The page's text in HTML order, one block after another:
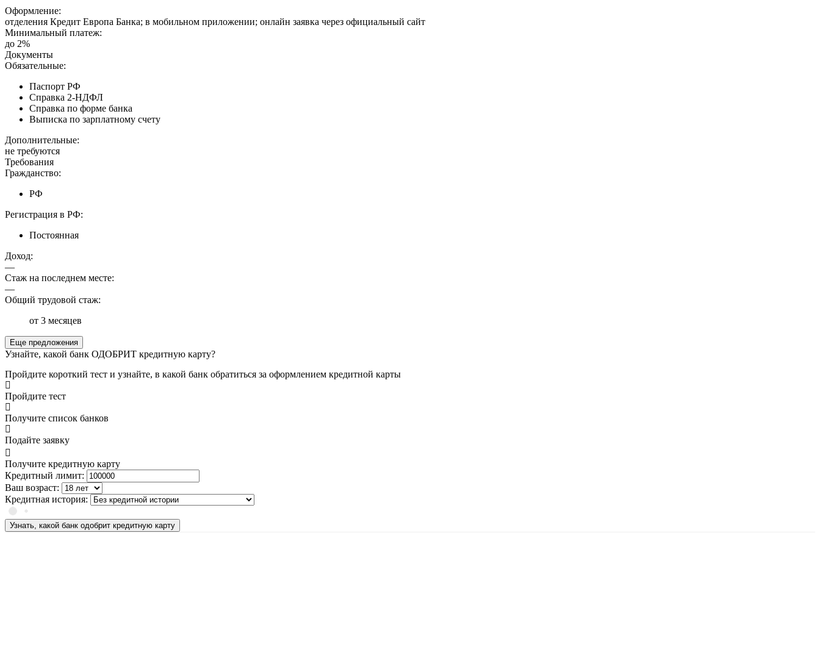
Оформление:
отделения Кредит Европа Банка; в мобильном приложении; онлайн заявка через официальный сайт
Минимальный платеж:
до 2%
Документы
Обязательные:
Паспорт РФ
Справка 2-НДФЛ
Справка по форме банка
Выписка по зарплатному счету
Дополнительные:
не требуются
Требования
Гражданство:
РФ
Регистрация в РФ:
Постоянная
Доход:
—
Стаж на последнем месте:
—
Общий трудовой стаж:
от 3 месяцев
Еще предложения
Узнайте, какой банк ОДОБРИТ кредитную карту?
Пройдите короткий тест и узнайте, в какой банк обратиться за оформлением кредитной карты
Пройдите тест
Получите список банков
Подайте заявку
Получите кредитную карту
Кредитный лимит:
Ваш возраст:
Кредитная история:
Узнать, какой банк одобрит кредитную карту